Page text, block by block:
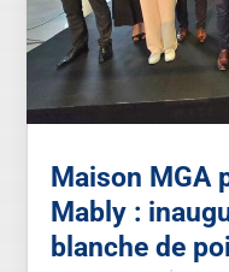
Maison MGA
Mably :
blanche de